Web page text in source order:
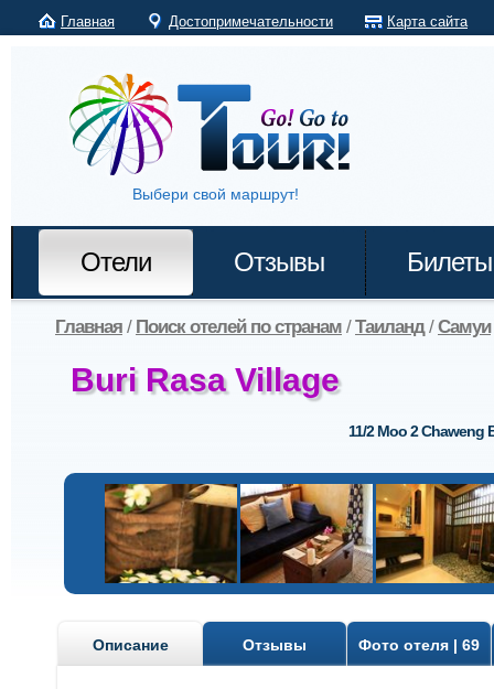
Главная Достопримечательности Карта сайта
Выбери свой маршрут!
Отели Отзывы Билеты
Главная / Поиск отелей по странам /Таиланд/Самуи
Buri Rasa Village
11/2 Moo 2 Chaweng
Описание Отзывы Фото отеля | 69